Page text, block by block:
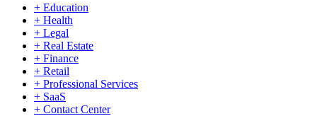
+ Education
+ Health
+ Legal
+ Real Estate
+ Finance
+ Retail
+ Professional Services
+ SaaS
+ Contact Center